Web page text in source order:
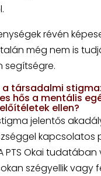
révén
még nem is
segítségre.
a társadalmi
hős a mentális
ellen?
jelentős
kapcsolatos
PTS Okai tudatában
szégyellik vagy